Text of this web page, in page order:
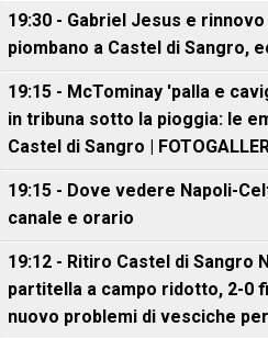
19:30 - Gabriel Jesus e
piombano a Castel di Sangro,
19:15 - McTominay 'palla e
in tribuna sotto la pioggia: le
Castel di Sangro |
19:15 - Dove vedere Napoli-
canale e orario
19:12 - Ritiro Castel di Sangro
partitella a campo ridotto, 2-0
nuovo problemi di vesciche per